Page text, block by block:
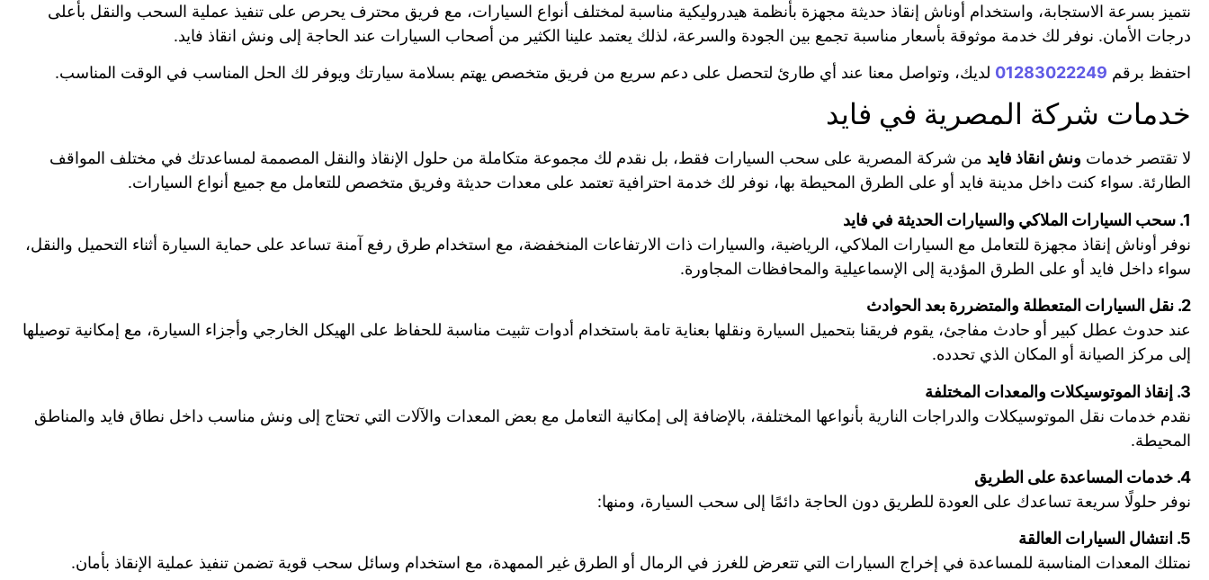
نتميز بسرعة الاستجابة، واستخدام أوناش إنقاذ حديثة مجهزة بأنظمة هيدروليكية مناسبة لمختلف أنواع السيارات، مع فريق محترف يحرص على تنفيذ عملية السحب والنقل بأعلى
درجات الأمان. نوفر لك خدمة موثوقة بأسعار مناسبة تجمع بين الجودة والسرعة، لذلك يعتمد علينا الكثير من أصحاب السيارات عند الحاجة إلى ونش انقاذ فايد.
احتفظ برقم 01283022249 لديك، وتواصل معنا عند أي طارئ لتحصل على دعم سريع من فريق متخصص يهتم بسلامة سيارتك ويوفر لك الحل المناسب في الوقت المناسب.
خدمات شركة المصرية في فايد
لا تقتصر خدمات ونش انقاذ فايد من شركة المصرية على سحب السيارات فقط، بل نقدم لك مجموعة متكاملة من حلول الإنقاذ والنقل المصممة لمساعدتك في مختلف المواقف
الطارئة. سواء كنت داخل مدينة فايد أو على الطرق المحيطة بها، نوفر لك خدمة احترافية تعتمد على معدات حديثة وفريق متخصص للتعامل مع جميع أنواع السيارات.
1. سحب السيارات الملاكي والسيارات الحديثة في فايد
نوفر أوناش إنقاذ مجهزة للتعامل مع السيارات الملاكي، الرياضية، والسيارات ذات الارتفاعات المنخفضة، مع استخدام طرق رفع آمنة تساعد على حماية السيارة أثناء التحميل والنقل،
سواء داخل فايد أو على الطرق المؤدية إلى الإسماعيلية والمحافظات المجاورة.
2. نقل السيارات المتعطلة والمتضررة بعد الحوادث
عند حدوث عطل كبير أو حادث مفاجئ، يقوم فريقنا بتحميل السيارة ونقلها بعناية تامة باستخدام أدوات تثبيت مناسبة للحفاظ على الهيكل الخارجي وأجزاء السيارة، مع إمكانية توصيلها
إلى مركز الصيانة أو المكان الذي تحدده.
3. إنقاذ الموتوسيكلات والمعدات المختلفة
نقدم خدمات نقل الموتوسيكلات والدراجات النارية بأنواعها المختلفة، بالإضافة إلى إمكانية التعامل مع بعض المعدات والآلات التي تحتاج إلى ونش مناسب داخل نطاق فايد والمناطق
المحيطة.
4. خدمات المساعدة على الطريق
نوفر حلولًا سريعة تساعدك على العودة للطريق دون الحاجة دائمًا إلى سحب السيارة، ومنها:
5. انتشال السيارات العالقة
نمتلك المعدات المناسبة للمساعدة في إخراج السيارات التي تتعرض للغرز في الرمال أو الطرق غير الممهدة، مع استخدام وسائل سحب قوية تضمن تنفيذ عملية الإنقاذ بأمان.